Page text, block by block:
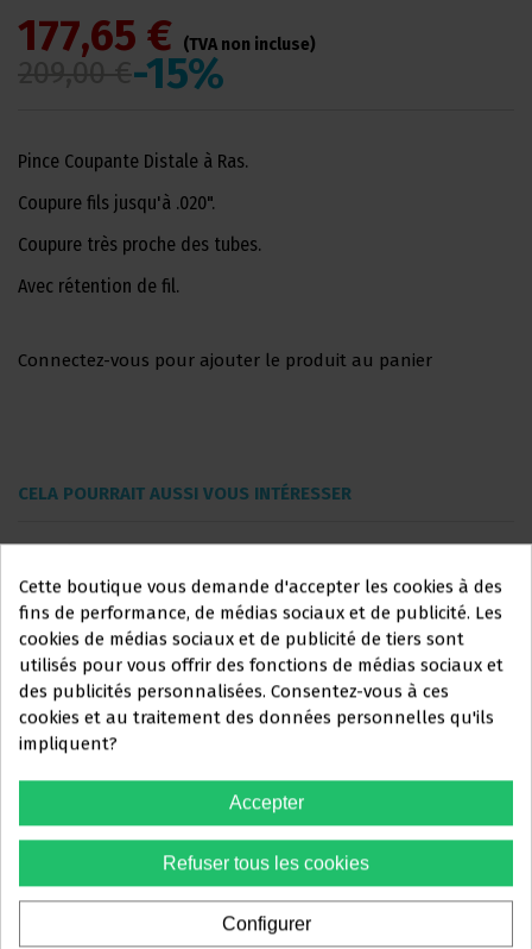
Ce site Web s'adresse
exclusivementà
PROFESSIONNELS DU
SECTEUR DENTAIRE
Vous devez confirmer que vous
êtes unprofessionnel dentaire
Oui, je suis professionnel
177,65 € (TVA non incluse)
-15%
Pince Coupante Distale à Ras.
Coupure fils jusqu'à .020".
Coupure très proche des tubes.
Avec rétention de fil.
Connectez-vous pour ajouter le produit au panier
CELA POURRAIT AUSSI VOUS INTÉRESSER
PINCE WEINGART POINTES
FINES HU-FRIEDY 678-202
-35%
PINCE COUPANTE MINI PIN ET
LIGATURE HU-FRIEDY 678-107
135,85 €
Cette boutique vous demande d'accepter les cookies à des
fins de performance, de médias sociaux et de publicité. Les
cookies de médias sociaux et de publicité de tiers sont
utilisés pour vous offrir des fonctions de médias sociaux et
des publicités personnalisées. Consentez-vous à ces
cookies et au traitement des données personnelles qu'ils
impliquent?
Accepter
Refuser tous les cookies
Configurer